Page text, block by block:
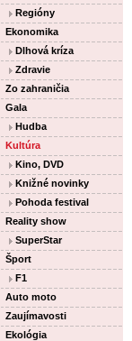
Regióny
Ekonomika
Dlhová kríza
Zdravie
Zo zahraničia
Gala
Hudba
Kultúra
Kino, DVD
Knižné novinky
Pohoda festival
Reality show
SuperStar
Šport
F1
Auto moto
Zaujímavosti
Ekológia